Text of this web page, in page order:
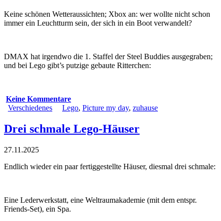
Keine schönen Wetteraussichten; Xbox an: wer wollte nicht schon
immer ein Leuchtturm sein, der sich in ein Boot verwandelt?
DMAX hat irgendwo die 1. Staffel der Steel Buddies ausgegraben;
und bei Lego gibt’s putzige gebaute Ritterchen:
Keine Kommentare
Verschiedenes
Lego, Picture my day, zuhause
Drei schmale Lego-Häuser
27.11.2025
Endlich wieder ein paar fertiggestellte Häuser, diesmal drei schmale:
Eine Lederwerkstatt, eine Weltraumakademie (mit dem entspr.
Friends-Set), ein Spa.